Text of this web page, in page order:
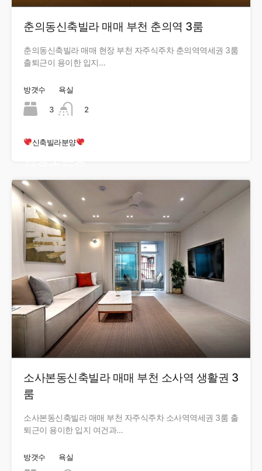
춘의동신축빌라 매매 부천 춘의역 3룸
춘의동신축빌라 매매 현장 부천 자주식주차 춘의역역세권 3룸
출퇴근이 용이한 입지…
방갯수
3
욕실
2
신축빌라분양
소사본동신축빌라 매매 부천 소사역 생활권 3
룸
소사본동신축빌라 매매 부천 자주식주차 소사역역세권 3룸 출
퇴근이 용이한 입지 여건과…
방갯수 욕실